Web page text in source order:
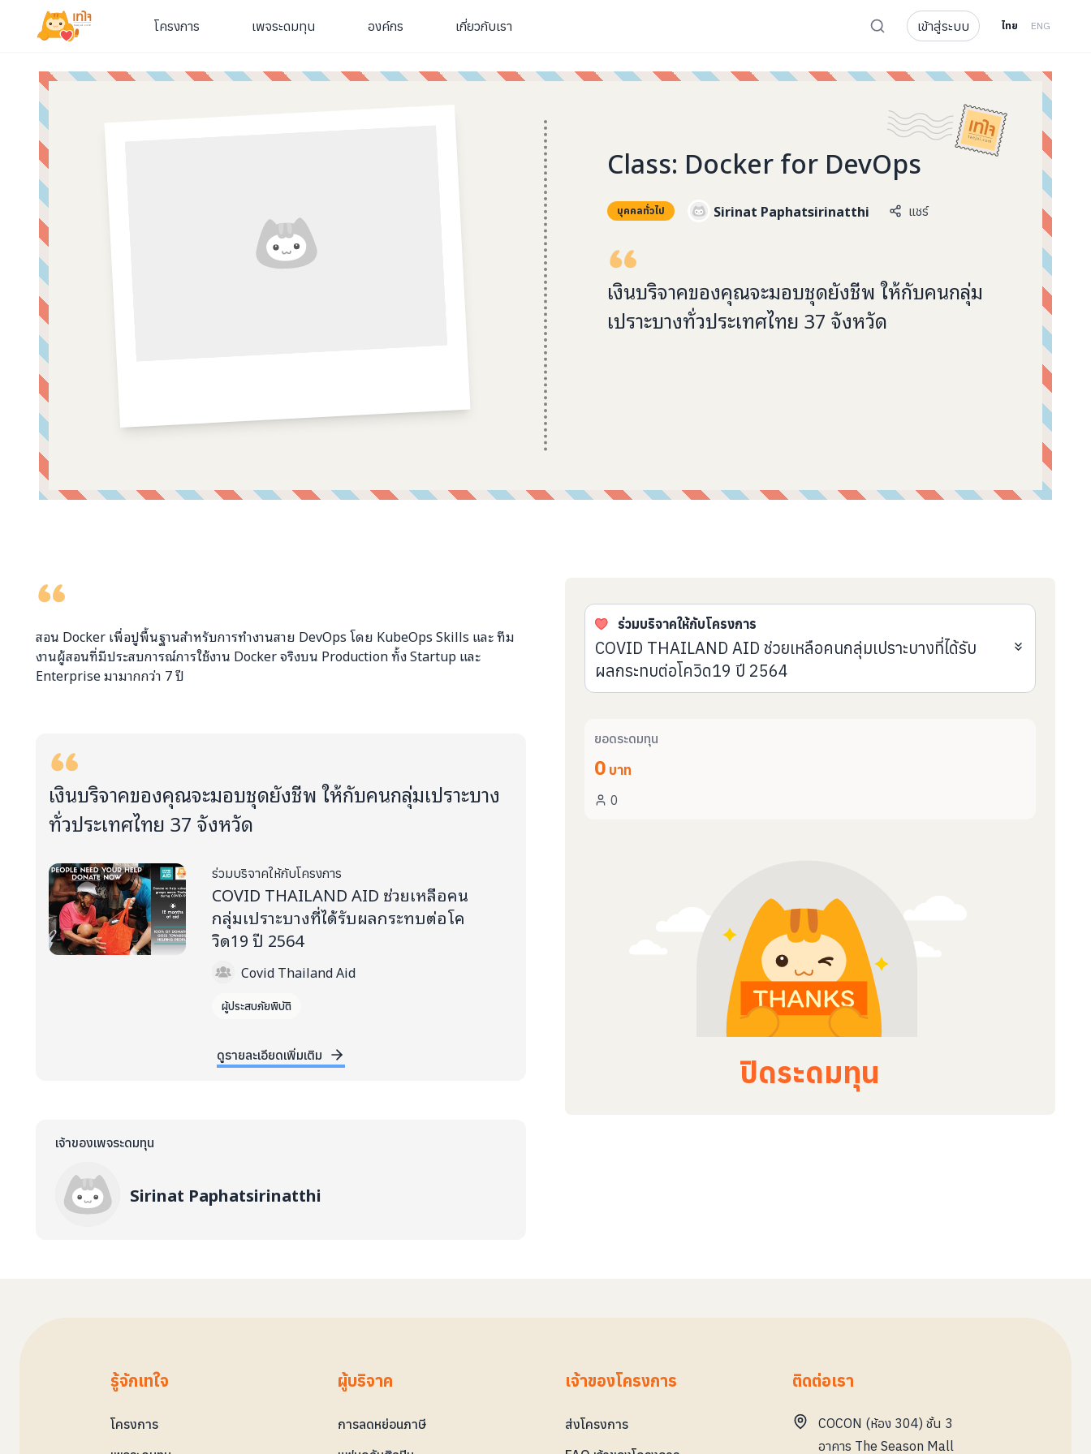
โครงการ เพจระดมทุน องค์กร เกี่ยวกับเรา เข้าสู่ระบบ ไทย ENG
Class: Docker for DevOps
บุคคลทั่วไป Sirinat Paphatsirinatthi แชร์
เงินบริจาคของคุณจะมอบชุดยังชีพ ให้กับคนกลุ่ม
เปราะบางทั่วประเทศไทย 37 จังหวัด
ร่วมบริจาคให้กับโครงการ
COVID THAILAND AID ช่วยเหลือคนกลุ่มเปราะบางที่ได้รับ
ผลกระทบต่อโควิด19 ปี 2564
ยอดระดมทุน
0 บาท
0
ปิดระดมทุน
สอน Docker เพื่อปูพื้นฐานสำหรับการทำงานสาย DevOps โดย KubeOps Skills และ ทีม
งานผู้สอนที่มีประสบการณ์การใช้งาน Docker จริงบน Production ทั้ง Startup และ
Enterprise มามากกว่า 7 ปี
ร่วมบริจาคให้กับโครงการ
COVID THAILAND AID ช่วยเหลือคน
กลุ่มเปราะบางที่ได้รับผลกระทบต่อโค
วิด19 ปี 2564
Covid Thailand Aid
ผู้ประสบภัยพิบัติ
เงินบริจาคของคุณจะมอบชุดยังชีพ ให้กับคนกลุ่มเปราะบาง
ทั่วประเทศไทย 37 จังหวัด
ดูรายละเอียดเพิ่มเติม
เจ้าของเพจระดมทุน
Sirinat Paphatsirinatthi
รู้จักเทใจ
โครงการ
ผู้บริจาค
การลดหย่อนภาษี
เจ้าของโครงการ
ส่งโครงการ
ติดต่อเรา
COCON (ห้อง 304) ชั้น 3
อาคาร The Season Mall